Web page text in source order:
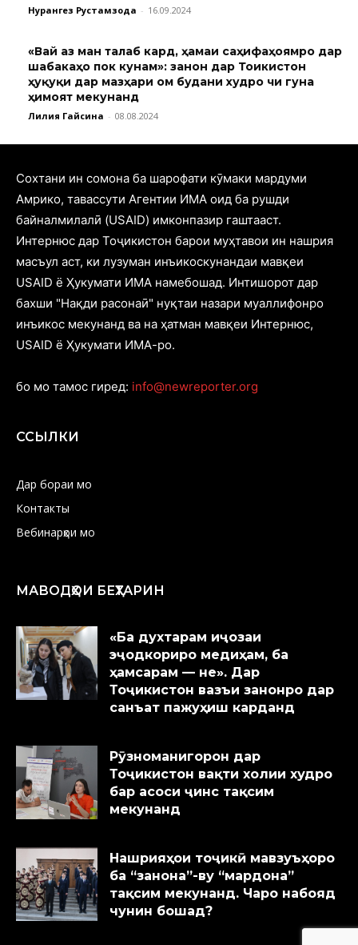
Нурангез Рустамзода - 16.09.2024
«Вай аз ман талаб кард, ҳамаи саҳифаҳоямро дар
шабакаҳо пок кунам»: занон дар Тоҷикистон
ҳуқуқи дар мазҳари ом будани худро чи гуна
ҳимоят мекунанд
Лилия Гайсина - 08.08.2024
Cохтани ин сомона ба шарофати кӯмаки мардуми
Амрико, тавассути Агентии ИМА оид ба рушди
байналмилалӣ (USAID) имконпазир гаштааст.
Интернюс дар Тоҷикистон барои муҳтавои ин нашрия
масъул аст, ки лузуман инъикоскунандаи мавқеи
USAID ё Ҳукумати ИМА намебошад. Интишорот дар
бахши "Нақди расонаӣ" нуқтаи назари муаллифонро
инъикос мекунанд ва на ҳатман мавқеи Интернюс,
USAID ё Ҳукумати ИМА-ро.
бо мо тамос гиред: info@newreporter.org
ССЫЛКИ
Дар бораи мо
Контакты
Вебинарҳои мо
МАВОДҲОИ БЕҲТАРИН
«Ба духтарам иҷозаи
эҷодкориро медиҳам, ба
ҳамсарам — не». Дар
Тоҷикистон вазъи занонро дар
санъат пажуҳиш карданд
Рӯзноманигорон дар
Тоҷикистон вақти холии худро
бар асоси ҷинс тақсим
мекунанд
Нашрияҳои тоҷикӣ мавзуъҳоро
ба “занона”-ву “мардона”
тақсим мекунанд. Чаро набояд
чунин бошад?